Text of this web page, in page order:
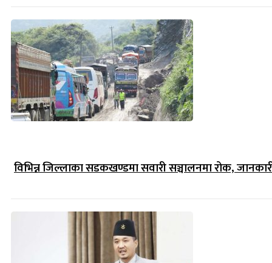
विभिन्न जिल्लाका सडकखण्डमा सवारी सञ्चालनमा रोक,